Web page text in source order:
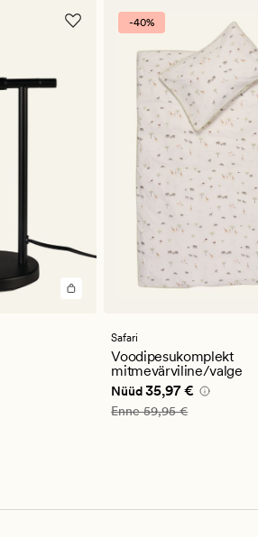
-40%
Safari
Voodipesukomplekt
mitmevärviline/valge
Nåværende pris_ee
Nüüd35,97 €
Vanlig pris_ee
Enne59,95 €